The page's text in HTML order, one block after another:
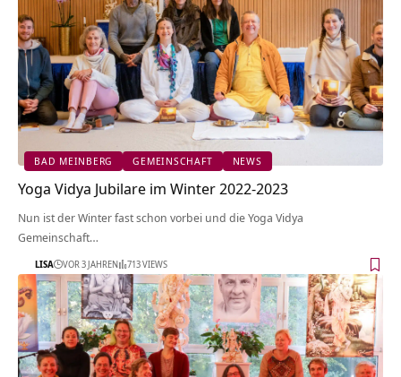
BAD MEINBERG GEMEINSCHAFT NEWS
Yoga Vidya Jubilare im Winter 2022-2023
Nun ist der Winter fast schon vorbei und die Yoga Vidya
Gemeinschaft…
LISA VOR 3 JAHREN 713 VIEWS